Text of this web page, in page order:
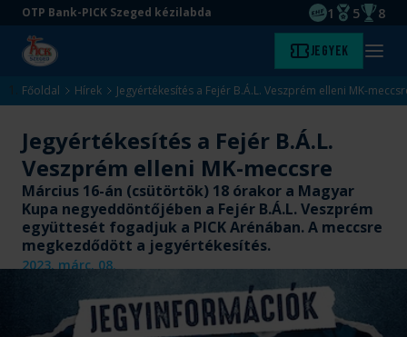
Ugrás
tartalomra
Ugrás
aljára
OTP Bank-PICK Szeged kézilabda
EHF
1
Magyar
5 8
Kezdőlap Jegyek Menü
Főoldal Hírek Jegyértékesítés a Fejér B.Á.L. Veszprém elleni MK-
Jegyértékesítés a Fejér B.Á.L.
Veszprém elleni MK-meccsre
Március 16-án (csütörtök) 18 órakor a Magyar
Kupa negyeddöntőjében a Fejér B.Á.L. Veszprém
együttesét fogadjuk a PICK Arénában. A meccsre
megkezdődött a jegyértékesítés.
2023. márc. 08.